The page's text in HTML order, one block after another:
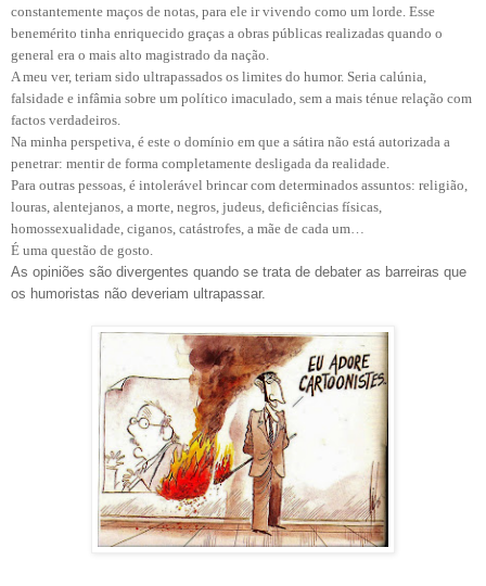
constantemente maços de notas, para ele ir vivendo como um lorde. Esse
benemérito tinha enriquecido graças a obras públicas realizadas quando o
general era o mais alto magistrado da nação.
A meu ver, teriam sido ultrapassados os limites do humor. Seria calúnia,
falsidade e infâmia sobre um político imaculado, sem a mais ténue relação com
factos verdadeiros.
Na minha perspetiva, é este o domínio em que a sátira não está autorizada a
penetrar: mentir de forma completamente desligada da realidade.
Para outras pessoas, é intolerável brincar com determinados assuntos: religião,
louras, alentejanos, a morte, negros, judeus, deficiências físicas,
homossexualidade, ciganos, catástrofes, a mãe de cada um…
É uma questão de gosto.
As opiniões são divergentes quando se trata de debater as barreiras que
os humoristas não deveriam ultrapassar.